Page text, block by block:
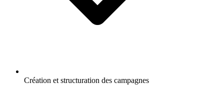
Création et structuration des campagnes